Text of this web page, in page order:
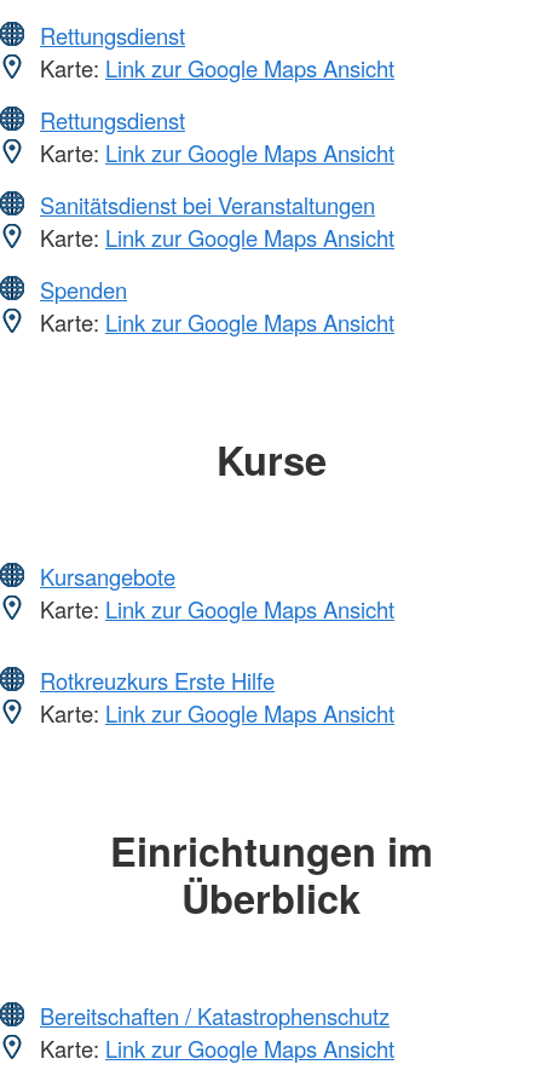
Rettungsdienst
Karte: Link zur Google Maps Ansicht
Rettungsdienst
Karte: Link zur Google Maps Ansicht
Sanitätsdienst bei Veranstaltungen
Karte: Link zur Google Maps Ansicht
Spenden
Karte: Link zur Google Maps Ansicht
Kurse
Kursangebote
Karte: Link zur Google Maps Ansicht
Rotkreuzkurs Erste Hilfe
Karte: Link zur Google Maps Ansicht
Einrichtungen im
Überblick
Bereitschaften / Katastrophenschutz
Karte: Link zur Google Maps Ansicht